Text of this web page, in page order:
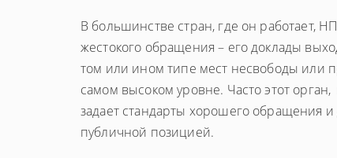
В большинстве стран, где он работает,
жестокого обращения – его доклады
том или ином типе мест несвободы или
самом высоком уровне. Часто этот
задает стандарты хорошего обращения
публичной позицией.